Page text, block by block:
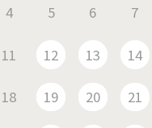
4 5 6 7
11 12 13 14
18 19 20 21